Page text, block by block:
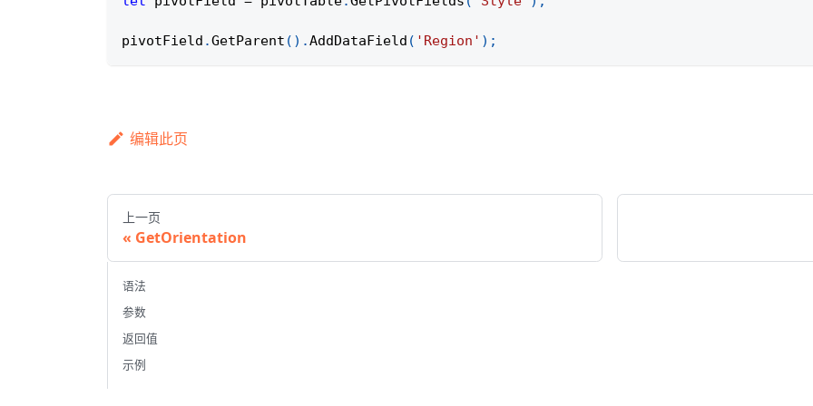
pivotField .GetParent ( ) .AddDataField ( 'Region' ) ;
编辑此页
上一页
GetOrientation
语法
参数
返回值
示例